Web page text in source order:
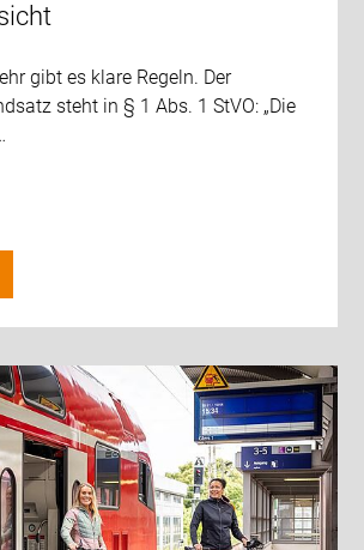
gibt es klare Regeln. Der
steht in § 1 Abs. 1 StVO: „Die